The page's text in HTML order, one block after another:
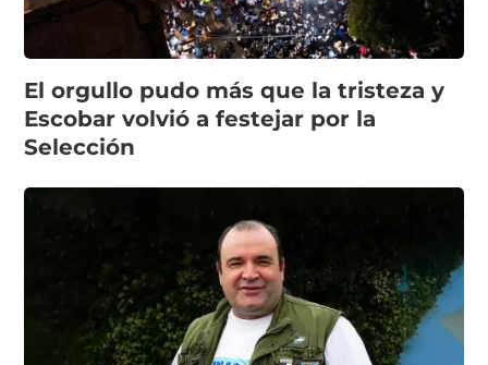
El orgullo pudo más que la tristeza y
Escobar volvió a festejar por la
Selección